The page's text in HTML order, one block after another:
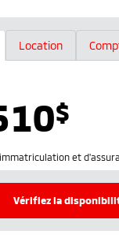
Location
$
et
Vérifiez la